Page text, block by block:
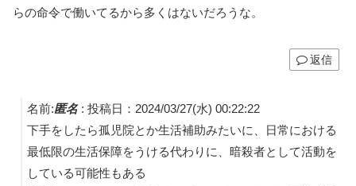
らの命令で働いてるから多くはないだろうな。
返信
名前:匿名: 投稿日：2024/03/27(水) 00:22:22
下手をしたら孤児院とか生活補助みたいに、日常における
最低限の生活保障をうける代わりに、暗殺者として活動を
している可能性もある